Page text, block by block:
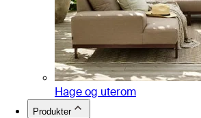
Hage og uterom
Produkter